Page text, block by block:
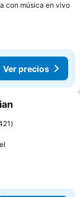
con música en vivo
Ver precios